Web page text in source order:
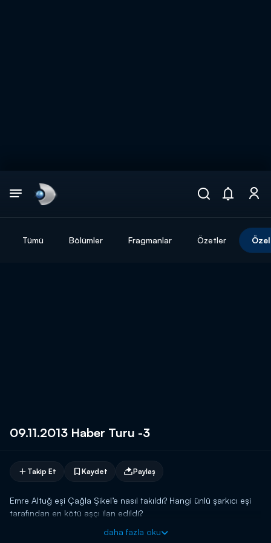
Tümü Bölümler Fragmanlar Özetler
09.11.2013 Haber Turu -3
Takip Et Kaydet Paylaş
Emre Altuğ eşi Çağla Şikel’e nasıl takıldı? Hangi ünlü şarkıcı eşi
tarafından en kötü aşçı ilan edildi?
daha fazla oku